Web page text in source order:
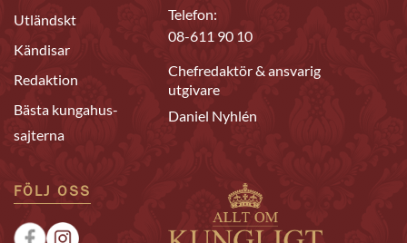
Utländskt
Kändisar
Redaktion
Bästa kungahus-
sajterna
Telefon:
08-611 90 10
Chefredaktör & ansvarig
utgivare
Daniel Nyhlén
FÖLJ OSS